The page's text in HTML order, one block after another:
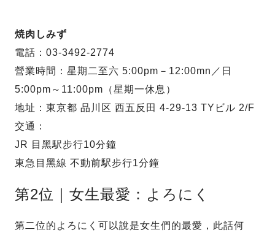
焼肉しみず
電話：03-3492-2774
營業時間：星期二至六 5:00pm－12:00mn／日
5:00pm～11:00pm（星期一休息）
地址：東京都 品川区 西五反田 4-29-13 TYビル 2/F
交通：
JR 目黑駅步行10分鐘
東急目黑線 不動前駅步行1分鐘
第2位｜女生最愛：よろにく
第二位的よろにく可以說是女生們的最愛，此話何